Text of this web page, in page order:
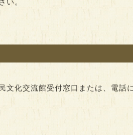
い。
化交流館受付窓口または、電話